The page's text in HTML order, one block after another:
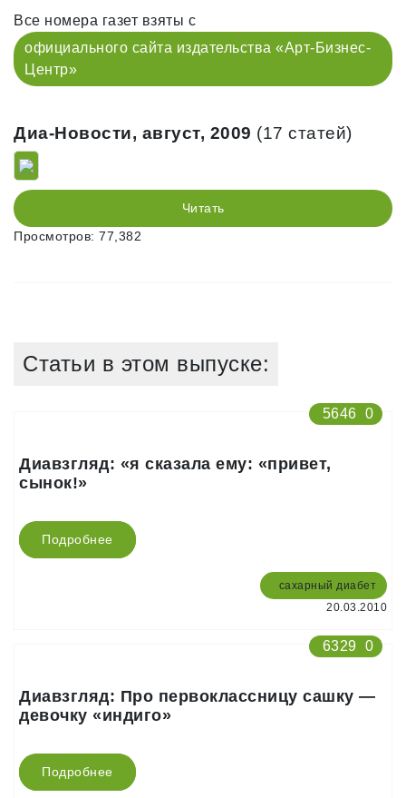
Все номера газет взяты с
официального сайта издательства «Арт-Бизнес-
Центр»
Диа-Новости, август, 2009 (17 статей)
Читать
Просмотров: 77,382
Статьи в этом выпуске:
5646 0
Диавзгляд: «я сказала ему: «привет,
сынок!»
Подробнее
сахарный диабет
20.03.2010
6329 0
Диавзгляд: Про первоклассницу сашку —
девочку «индиго»
Подробнее